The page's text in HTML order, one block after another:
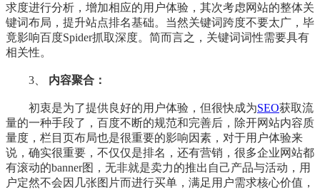
求度进行分析，增加相应的用户体验，其次考虑网站的整体关
键词布局，提升站点排名基础。当然关键词跨度不要太广，毕
竟影响百度Spider抓取深度。简而言之，关键词词性需要具有
相关性。
3、 内容聚合：
初衷是为了提供良好的用户体验，但很快成为SEO获取流
量的一种手段了，百度不断的规范和完善后，除开网站内容质
量度，栏目页布局也是很重要的影响因素，对于用户体验来
说，确实很重要，不仅仅是排名，还有营销，很多企业网站都
有滚动的banner图，无非就是卖力的推出自己产品与活动，用
户定然不会因几张图片而进行买单，满足用户需求核心价值，